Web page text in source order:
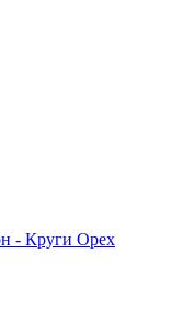
- Круги Орех